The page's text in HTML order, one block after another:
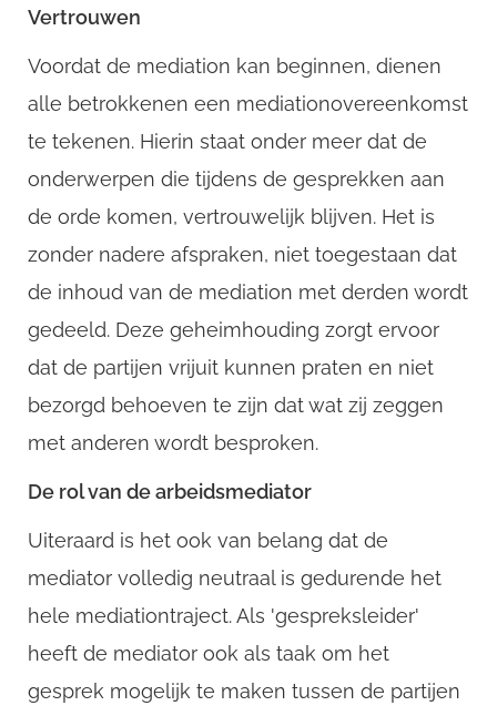
Vertrouwen
Voordat de mediation kan beginnen, dienen
alle betrokkenen een mediationovereenkomst
te tekenen. Hierin staat onder meer dat de
onderwerpen die tijdens de gesprekken aan
de orde komen, vertrouwelijk blijven. Het is
zonder nadere afspraken, niet toegestaan dat
de inhoud van de mediation met derden wordt
gedeeld. Deze geheimhouding zorgt ervoor
dat de partijen vrijuit kunnen praten en niet
bezorgd behoeven te zijn dat wat zij zeggen
met anderen wordt besproken.
De rol van de arbeidsmediator
Uiteraard is het ook van belang dat de
mediator volledig neutraal is gedurende het
hele mediationtraject. Als 'gespreksleider'
heeft de mediator ook als taak om het
gesprek mogelijk te maken tussen de partijen